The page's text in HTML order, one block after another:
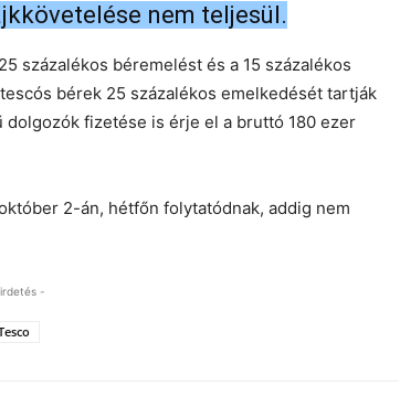
nem teljesül.
százalékos béremelést és a 15 százalékos
bérek 25 százalékos emelkedését tartják
fizetése is érje el a bruttó 180 ezer
2-án, hétfőn folytatódnak, addig nem
-